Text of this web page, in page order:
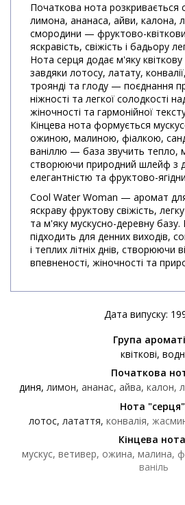
Початкова нота розкривається
лимона, ананаса, айви, калона,
смородини — фруктово-
яскравість, свіжість і бадьору
Нота серця додає м'яку
завдяки лотосу, латату,
троянді та глоду — поєднання
ніжності та легкої солодкості
жіночності та гармонійної
Кінцева нота формується
ожиною, малиною, фіалкою,
ваніллю — база звучить тепло,
створюючи природний шлейф з
елегантністю та фруктово-
Cool Water Woman — аромат для
яскраву фруктову свіжість,
та м'яку мускусно-деревну базу.
підходить для денних виходів,
і теплих літніх днів, створюючи
впевненості, жіночності та
Дата випуску:
Група
квіткові
Початкова
диня лимон ананас айва калон
Нота
лотос латаття конвалія
Кінцева
мускус ветивер ожина малина
ваніль